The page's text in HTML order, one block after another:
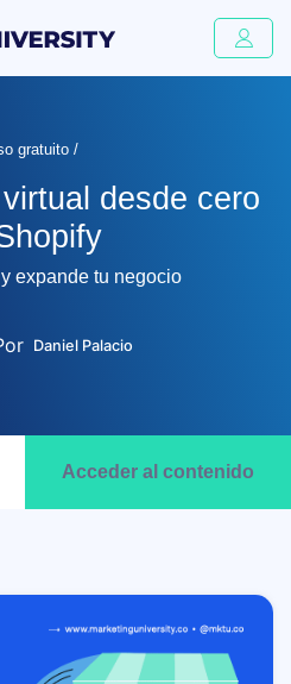
gratuito /
desde cero
expande tu negocio
Daniel Palacio
Acceder al contenido